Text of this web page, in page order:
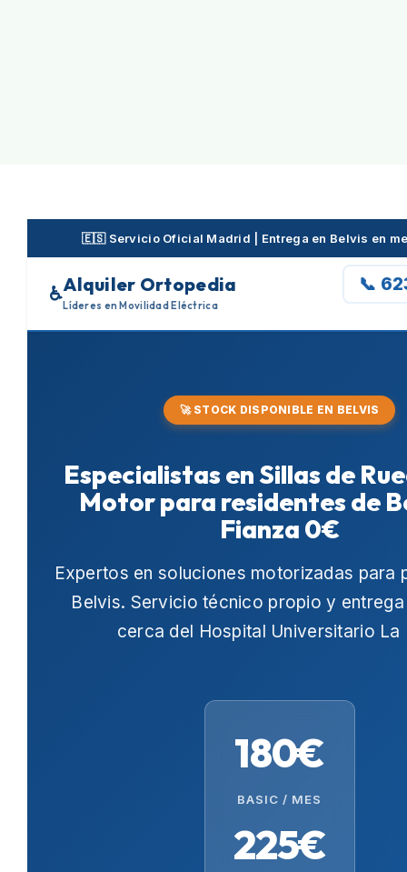
🇪🇸 Servicio Oficial Madrid | Entrega en Belvis en
♿Alquiler Ortopedia
Líderes en Movilidad Eléctrica
📞
🚀 STOCK DISPONIBLE EN BELVIS
Especialistas en Sillas de
Motor para residentes de
Fianza 0€
Expertos en soluciones motorizadas para
Belvis. Servicio técnico propio y
cerca del Hospital Universitario La
180€
BASIC / MES
225€